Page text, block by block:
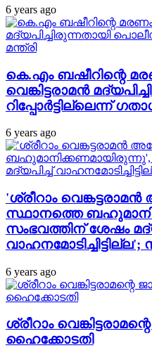
6 years ago
കെ.എം ബഷീറിന്റെ
വെങ്കിട്ടരാമന്‍
റിപ്പോര്‍ട്ടില്ലെന്ന്
6 years ago
'ശ്രീറാം വെങ്കട്ടരാമന്‍
സ്ഥാനത്തെ
സംഭവത്തിന് ശേഷം
6 years ago
ശ്രീറാം
ഹൈക്കോടതി